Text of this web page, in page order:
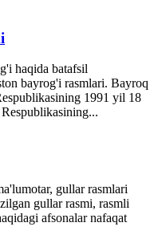
haqida batafsil
bayrog'i rasmlari. Bayroq
1991 yil 18
gullar rasmlari
gullar rasmi, rasmli
afsonalar nafaqat